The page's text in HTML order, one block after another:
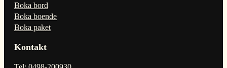
Boka bord
Boka boende
Boka paket
Kontakt